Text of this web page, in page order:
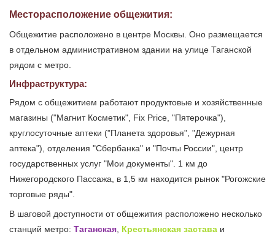
Месторасположение общежития:
Общежитие расположено в центре Москвы. Оно размещается
в отдельном административном здании на улице Таганской
рядом с метро.
Инфраструктура:
Рядом с общежитием работают продуктовые и хозяйственные
магазины ("Магнит Косметик", Fix Price, "Пятерочка"),
круглосуточные аптеки ("Планета здоровья", "Дежурная
аптека"), отделения "Сбербанка" и "Почты России", центр
государственных услуг "Мои документы". 1 км до
Нижегородского Пассажа, в 1,5 км находится рынок "Рогожские
торговые ряды".
В шаговой доступности от общежития расположено несколько
станций метро: Таганская, Крестьянская застава и